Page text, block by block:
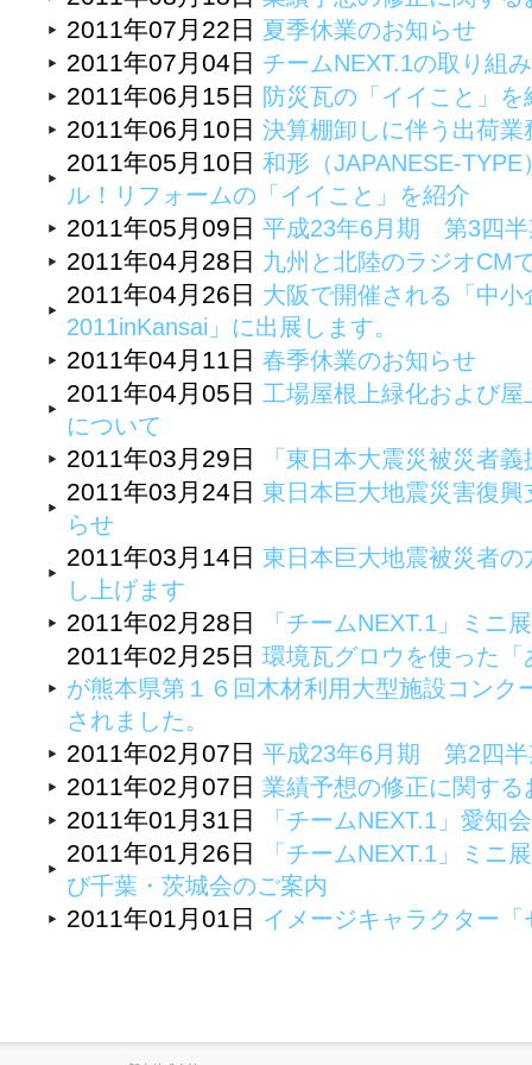
2011年07月22日 夏季休業のお知らせ
2011年07月04日 チームNEXT.1の取り組
2011年06月15日 防災瓦の「イイこと」を
2011年06月10日 決算棚卸しに伴う出荷
2011年05月10日 和形（JAPANESE-
ル！リフォームの「イイこと」を紹介
2011年05月09日 平成23年6月期 第3四半
2011年04月28日 九州と北陸のラジオCM
2011年04月26日 大阪で開催される「中小
2011inKansai」に出展します。
2011年04月11日 春季休業のお知らせ
2011年04月05日 工場屋根上緑化および
について
2011年03月29日
「東日本大震災被災者
2011年03月24日 東日本巨大地震災害復
らせ
2011年03月14日 東日本巨大地震被災者
し上げます
2011年02月28日
「チームNEXT.1」ミニ
2011年02月25日 環境瓦グロウを使った
が熊本県第１６回木材利用大型施設コンク
されました。
2011年02月07日 平成23年6月期 第2四半
2011年02月07日 業績予想の修正に関する
2011年01月31日 「チームNEXT.1」愛知
2011年01月26日 「チームNEXT.1」ミ
び千葉・茨城会のご案内
2011年01月01日 イメージキャラクター